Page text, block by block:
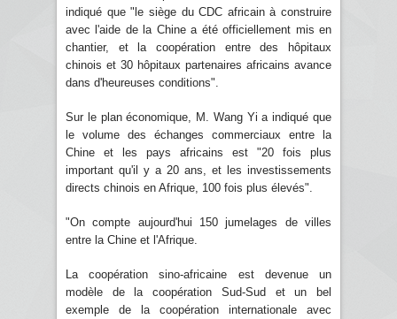
indiqué que "le siège du CDC africain à construire
avec l'aide de la Chine a été officiellement mis en
chantier, et la coopération entre des hôpitaux
chinois et 30 hôpitaux partenaires africains avance
dans d'heureuses conditions".
Sur le plan économique, M. Wang Yi a indiqué que
le volume des échanges commerciaux entre la
Chine et les pays africains est "20 fois plus
important qu'il y a 20 ans, et les investissements
directs chinois en Afrique, 100 fois plus élevés".
"On compte aujourd'hui 150 jumelages de villes
entre la Chine et l'Afrique.
La coopération sino-africaine est devenue un
modèle de la coopération Sud-Sud et un bel
exemple de la coopération internationale avec